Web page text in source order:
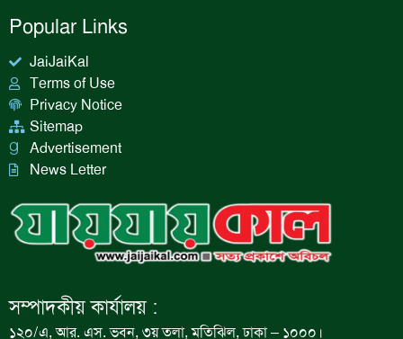
Popular Links
JaiJaiKal
Terms of Use
Privacy Notice
Sitemap
Advertisement
News Letter
সম্পাদকীয় কার্যালয় :
১২০/এ, আর. এস. ভবন, ৩য় তলা, মতিঝিল, ঢাকা – ১০০০।